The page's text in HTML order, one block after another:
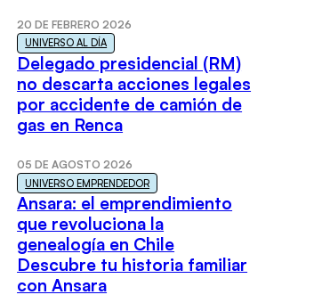
20 DE FEBRERO 2026
UNIVERSO AL DÍA
Delegado presidencial (RM)
no descarta acciones legales
por accidente de camión de
gas en Renca
05 DE AGOSTO 2026
UNIVERSO EMPRENDEDOR
Ansara: el emprendimiento
que revoluciona la
genealogía en Chile
Descubre tu historia familiar
con Ansara